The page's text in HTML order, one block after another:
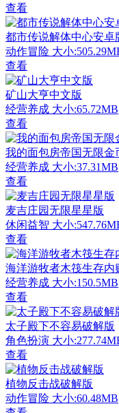
查看
都市传说解体中心安卓
动作冒险 大小
查看
矿山大亨中文版
经营养成 大小:65.72MB
查看
我的面包房帝国无限金
经营养成 大小:37.31MB
查看
麦吉庄园无限星星版
休闲益智 大小
查看
海洋游牧者木筏生存内
经营养成 大小:150.5MB
查看
太子殿下不容易破解版
角色扮演 大小
查看
植物反击战破解版
动作冒险 大小:60.48MB